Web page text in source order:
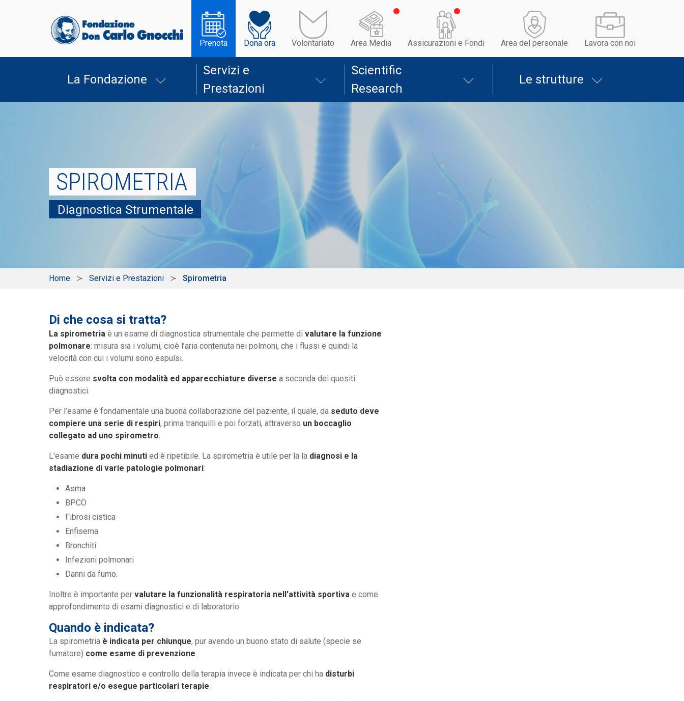
Prenota Dona ora Volontariato Area Media Assicurazioni e Fondi Area del personale Lavora con noi
La Fondazione
Servizi e
Prestazioni
Scientific
Research
Le strutture
SPIROMETRIA
Diagnostica Strumentale
Home Servizi e Prestazioni Spirometria
Di che cosa si tratta?
La spirometria è un esame di diagnostica strumentale che permette di valutare la funzione
polmonare: misura sia i volumi, cioè l’aria contenuta nei polmoni, che i flussi e quindi la
velocità con cui i volumi sono espulsi.
Può essere svolta con modalità ed apparecchiature diverse a seconda dei quesiti
diagnostici.
Per l’esame è fondamentale una buona collaborazione del paziente, il quale, da seduto deve
compiere una serie di respiri, prima tranquilli e poi forzati, attraverso un boccaglio
collegato ad uno spirometro.
L'esame dura pochi minuti ed è ripetibile. La spirometria è utile per la la diagnosi e la
stadiazione di varie patologie polmonari:
Asma
BPCO
Fibrosi cistica
Enfisema
Bronchiti
Infezioni polmonari
Danni da fumo.
Inoltre è importante per valutare la funzionalità respiratoria nell’attività sportiva e come
approfondimento di esami diagnostici e di laboratorio.
Quando è indicata?
La spirometria è indicata per chiunque, pur avendo un buono stato di salute (specie se
fumatore) come esame di prevenzione.
Come esame diagnostico e controllo della terapia invece è indicata per chi ha disturbi
respiratori e/o esegue particolari terapie.